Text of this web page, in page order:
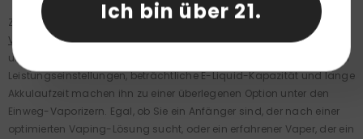
Zusammenfassend ist derSmok MORFBAR Touch 20K Disposable
Vape
eine überzeugende Wahl für alle, die Wert auf Funktionalität
und Komfort legen. Seine Touchscreen-Technologie, anpassbaren
Leistungseinstellungen, beträchtliche E-Liquid-Kapazität und lange
Akkulaufzeit machen ihn zu einer überlegenen Option unter den
Einweg-Vaporizern. Egal, ob Sie ein Anfänger sind, der nach einer
optimierten Vaping-Lösung sucht, oder ein erfahrener Vaper, der ein
Ich bin über 21.